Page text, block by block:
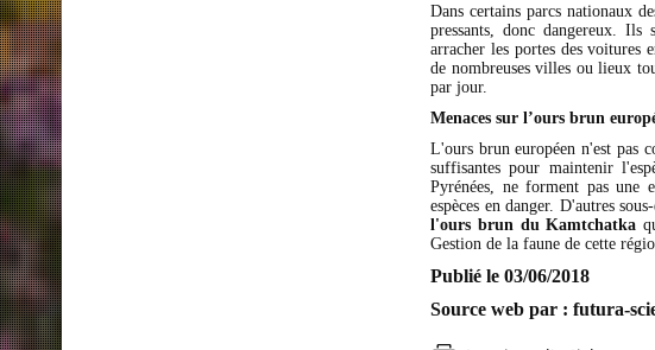
Dans certains parcs nationaux
pressants, donc dangereux.
arracher les portes des voitures
de nombreuses villes ou lieux
par jour.
Menaces sur l’ours brun
L'ours brun européen n'est pas
suffisantes pour maintenir
Pyrénées, ne forment pas une
espèces en danger. D'autres
l'ours brun du Kamtchatka
Gestion de la faune de cette
Publié le 03/06/2018
Source web par : futura-